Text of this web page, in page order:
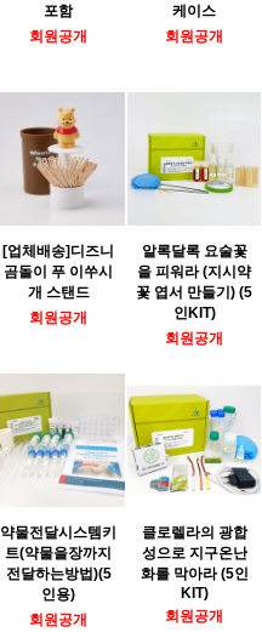
포함
회원공개
케이스
회원공개
[업체배송]디즈니
곰돌이 푸 이쑤시
개 스탠드
회원공개
알록달록 요술꽃
을 피워라 (지시약
꽃 엽서 만들기) (5
인KIT)
회원공개
약물전달시스템키
트(약물을장까지
전달하는방법)(5
인용)
회원공개
클로렐라의 광합
성으로 지구온난
화를 막아라 (5인
KIT)
회원공개